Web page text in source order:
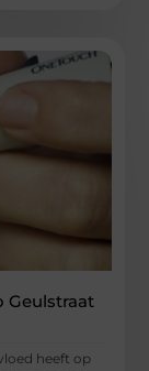
Geulstraat
heeft op